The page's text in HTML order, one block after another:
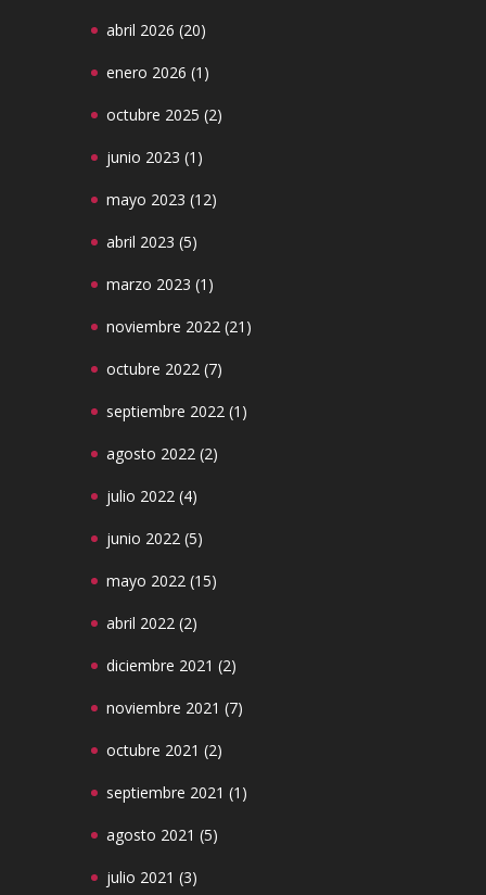
abril 2026 (20)
enero 2026 (1)
octubre 2025 (2)
junio 2023 (1)
mayo 2023 (12)
abril 2023 (5)
marzo 2023 (1)
noviembre 2022 (21)
octubre 2022 (7)
septiembre 2022 (1)
agosto 2022 (2)
julio 2022 (4)
junio 2022 (5)
mayo 2022 (15)
abril 2022 (2)
diciembre 2021 (2)
noviembre 2021 (7)
octubre 2021 (2)
septiembre 2021 (1)
agosto 2021 (5)
julio 2021 (3)